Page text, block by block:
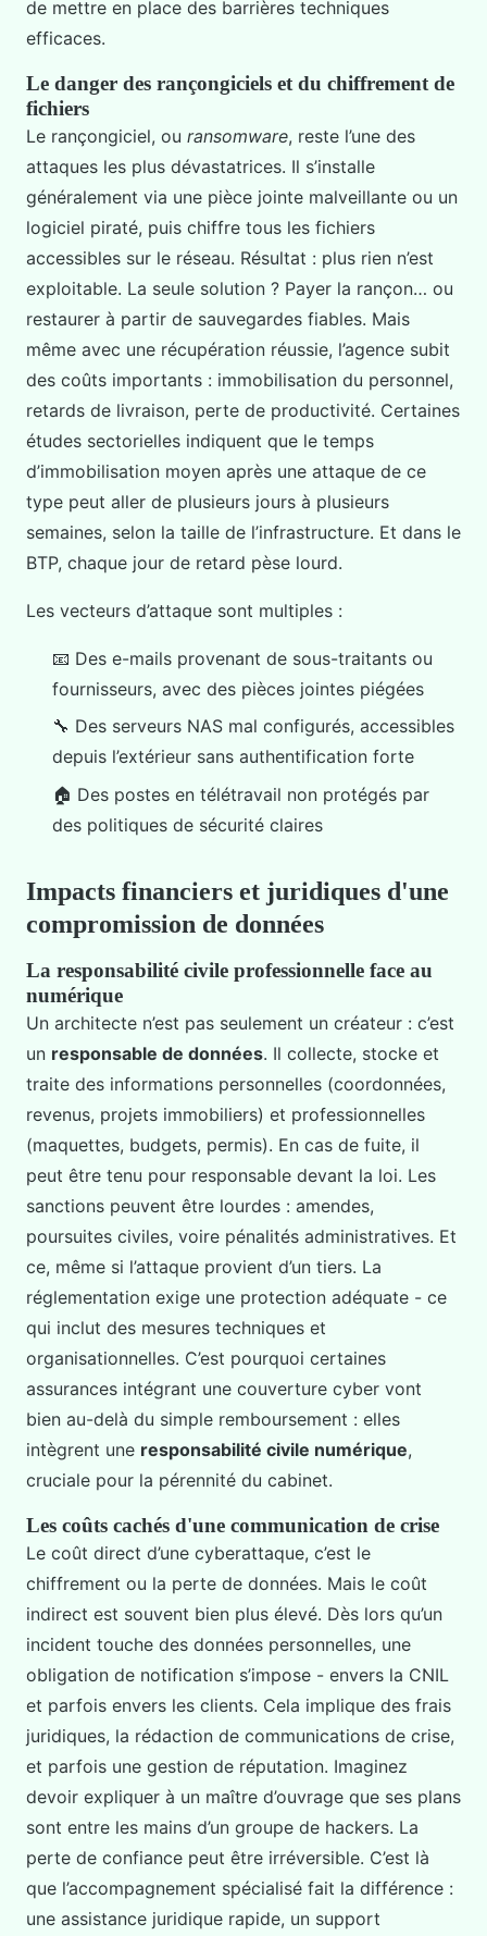
de mettre en place des barrières techniques
efficaces.
Le danger des rançongiciels et du chiffrement de
fichiers
Le rançongiciel, ou ransomware, reste l’une des
attaques les plus dévastatrices. Il s’installe
généralement via une pièce jointe malveillante ou un
logiciel piraté, puis chiffre tous les fichiers
accessibles sur le réseau. Résultat : plus rien n’est
exploitable. La seule solution ? Payer la rançon… ou
restaurer à partir de sauvegardes fiables. Mais
même avec une récupération réussie, l’agence subit
des coûts importants : immobilisation du personnel,
retards de livraison, perte de productivité. Certaines
études sectorielles indiquent que le temps
d’immobilisation moyen après une attaque de ce
type peut aller de plusieurs jours à plusieurs
semaines, selon la taille de l’infrastructure. Et dans le
BTP, chaque jour de retard pèse lourd.
Les vecteurs d’attaque sont multiples :
📧 Des e-mails provenant de sous-traitants ou
fournisseurs, avec des pièces jointes piégées
🔧 Des serveurs NAS mal configurés, accessibles
depuis l’extérieur sans authentification forte
🏠 Des postes en télétravail non protégés par
des politiques de sécurité claires
Impacts financiers et juridiques d'une
compromission de données
La responsabilité civile professionnelle face au
numérique
Un architecte n’est pas seulement un créateur : c’est
un responsable de données. Il collecte, stocke et
traite des informations personnelles (coordonnées,
revenus, projets immobiliers) et professionnelles
(maquettes, budgets, permis). En cas de fuite, il
peut être tenu pour responsable devant la loi. Les
sanctions peuvent être lourdes : amendes,
poursuites civiles, voire pénalités administratives. Et
ce, même si l’attaque provient d’un tiers. La
réglementation exige une protection adéquate - ce
qui inclut des mesures techniques et
organisationnelles. C’est pourquoi certaines
assurances intégrant une couverture cyber vont
bien au-delà du simple remboursement : elles
intègrent une responsabilité civile numérique,
cruciale pour la pérennité du cabinet.
Les coûts cachés d'une communication de crise
Le coût direct d’une cyberattaque, c’est le
chiffrement ou la perte de données. Mais le coût
indirect est souvent bien plus élevé. Dès lors qu’un
incident touche des données personnelles, une
obligation de notification s’impose - envers la CNIL
et parfois envers les clients. Cela implique des frais
juridiques, la rédaction de communications de crise,
et parfois une gestion de réputation. Imaginez
devoir expliquer à un maître d’ouvrage que ses plans
sont entre les mains d’un groupe de hackers. La
perte de confiance peut être irréversible. C’est là
que l’accompagnement spécialisé fait la différence :
une assistance juridique rapide, un support